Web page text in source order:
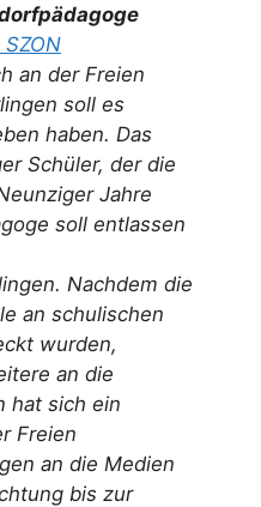
an der Freien
soll es
haben. Das
Schüler, der die
Jahre
soll entlassen
Nachdem die
an schulischen
wurden,
an die
hat sich ein
Freien
an die Medien
bis zur